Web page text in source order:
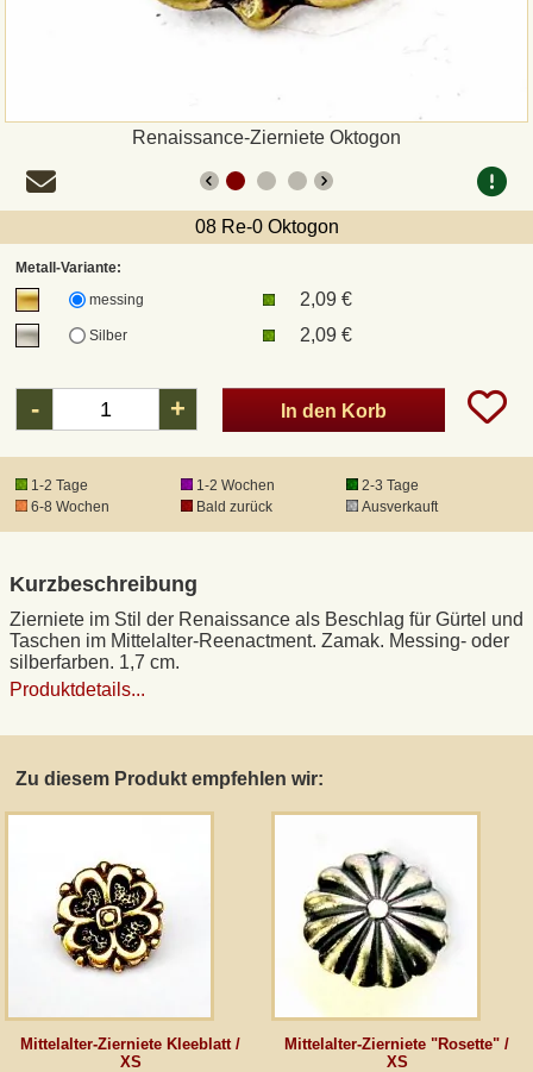
Renaissance-Zierniete Oktogon
08 Re-0 Oktogon
Metall-Variante:
messing
2,09 €
Silber 2,09 €
- + In den Korb
1-2 Tage 1-2 Wochen
2-3 Tage
6-8 Wochen
Bald zurück Ausverkauft
Kurzbeschreibung
Zierniete im Stil der Renaissance als Beschlag für Gürtel und
Taschen im Mittelalter-Reenactment. Zamak. Messing- oder
silberfarben. 1,7 cm.
Produktdetails...
Zu diesem Produkt empfehlen wir:
Mittelalter-Zierniete Kleeblatt /
XS
Mittelalter-Zierniete "Rosette" /
XS
UPS
DHL Paket
DPD
Waffenrecht und FSK 18
Produkthaftung
Datenschutz
Widerrufsrecht
Anfertigung von Museumsrepliken
AGB
Gästebuch
Newsletter